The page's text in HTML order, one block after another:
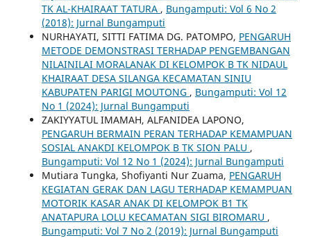
TK AL-KHAIRAAT TATURA , Bungamputi: Vol 6 No 2
(2018): Jurnal Bungamputi
NURHAYATI, SITTI FATIMA DG. PATOMPO, PENGARUH
METODE DEMONSTRASI TERHADAP PENGEMBANGAN
NILAINILAI MORALANAK DI KELOMPOK B TK NIDAUL
KHAIRAAT DESA SILANGA KECAMATAN SINIU
KABUPATEN PARIGI MOUTONG , Bungamputi: Vol 12
No 1 (2024): Jurnal Bungamputi
ZAKIYYATUL IMAMAH, ALFANIDEA LAPONO,
PENGARUH BERMAIN PERAN TERHADAP KEMAMPUAN
SOSIAL ANAKDI KELOMPOK B TK SION PALU ,
Bungamputi: Vol 12 No 1 (2024): Jurnal Bungamputi
Mutiara Tungka, Shofiyanti Nur Zuama, PENGARUH
KEGIATAN GERAK DAN LAGU TERHADAP KEMAMPUAN
MOTORIK KASAR ANAK DI KELOMPOK B1 TK
ANATAPURA LOLU KECAMATAN SIGI BIROMARU ,
Bungamputi: Vol 7 No 2 (2019): Jurnal Bungamputi